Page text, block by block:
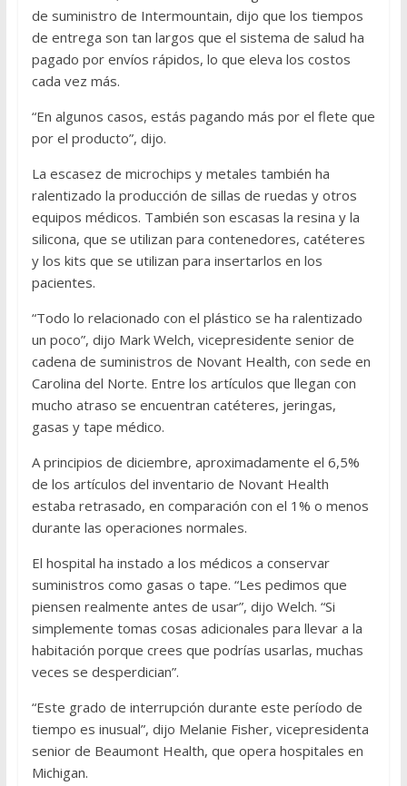
de suministro de Intermountain, dijo que los tiempos
de entrega son tan largos que el sistema de salud ha
pagado por envíos rápidos, lo que eleva los costos
cada vez más.
“En algunos casos, estás pagando más por el flete que
por el producto”, dijo.
La escasez de microchips y metales también ha
ralentizado la producción de sillas de ruedas y otros
equipos médicos. También son escasas la resina y la
silicona, que se utilizan para contenedores, catéteres
y los kits que se utilizan para insertarlos en los
pacientes.
“Todo lo relacionado con el plástico se ha ralentizado
un poco”, dijo Mark Welch, vicepresidente senior de
cadena de suministros de Novant Health, con sede en
Carolina del Norte. Entre los artículos que llegan con
mucho atraso ​​se encuentran catéteres, jeringas,
gasas y tape médico.
A principios de diciembre, aproximadamente el 6,5%
de los artículos del inventario de Novant Health
estaba retrasado, en comparación con el 1% o menos
durante las operaciones normales.
El hospital ha instado a los médicos a conservar
suministros como gasas o tape. “Les pedimos que
piensen realmente antes de usar”, dijo Welch. “Si
simplemente tomas cosas adicionales para llevar a la
habitación porque crees que podrías usarlas, muchas
veces se desperdician”.
“Este grado de interrupción durante este período de
tiempo es inusual”, dijo Melanie Fisher, vicepresidenta
senior de Beaumont Health, que opera hospitales en
Michigan.